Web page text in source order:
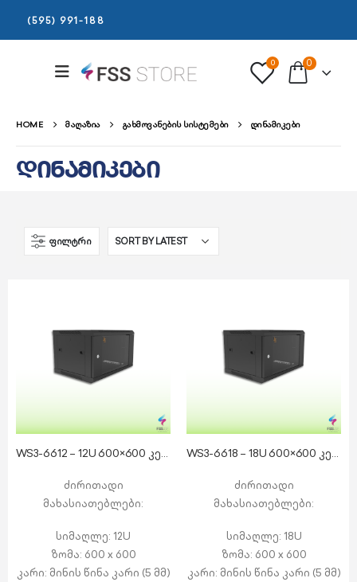
(595) 991-188
0 0
HOME ᲛᲐᲦᲐᲖᲘᲐ ᲒᲐᲮᲛᲝᲕᲐᲜᲔᲑᲘᲡ ᲡᲘᲡᲢᲔᲛᲔᲑᲘ ᲓᲘᲜᲐᲛᲘᲙᲔᲑᲘ
დინამიკები
ᲤᲘᲚᲢᲠᲘ
WS3-6612 – 12U 600×600 კედლის რეკი
ძირითადი
მახასიათებლები:
სიმაღლე: 12U
ზომა: 600 x 600
კარი: მინის წინა კარი (5 მმ)
WS3-6618 – 18U 600×600 კედლის რეკი
ძირითადი
მახასიათებლები:
სიმაღლე: 18U
ზომა: 600 x 600
კარი: მინის წინა კარი (5 მმ)